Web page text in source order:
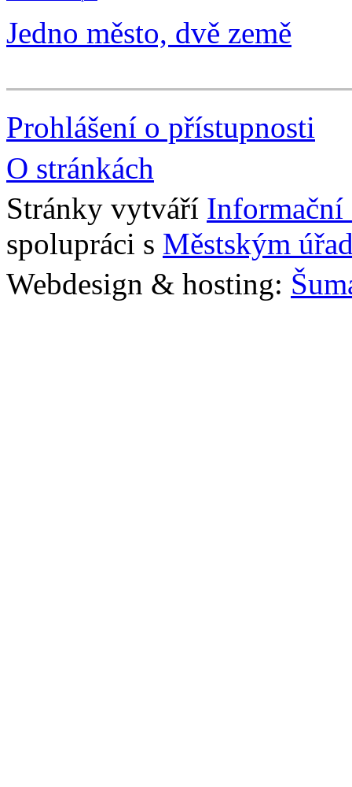
Jedno město, dvě země
Prohlášení o přístupnosti
O stránkách
Stránky vytváří Informační
spolupráci s Městským
Webdesign & hosting: